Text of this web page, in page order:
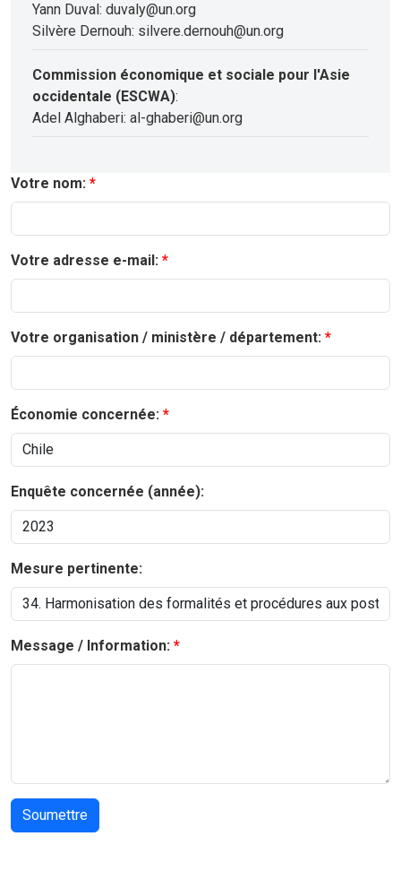
Yann Duval: duvaly@un.org
Silvère Dernouh: silvere.dernouh@un.org
Commission économique et sociale pour l'Asie
occidentale (ESCWA):
Adel Alghaberi: al-ghaberi@un.org
Votre nom:
Votre adresse e-mail:
Votre organisation / ministère / département:
Économie concernée:
Enquête concernée (année):
Mesure pertinente:
Message / Information: